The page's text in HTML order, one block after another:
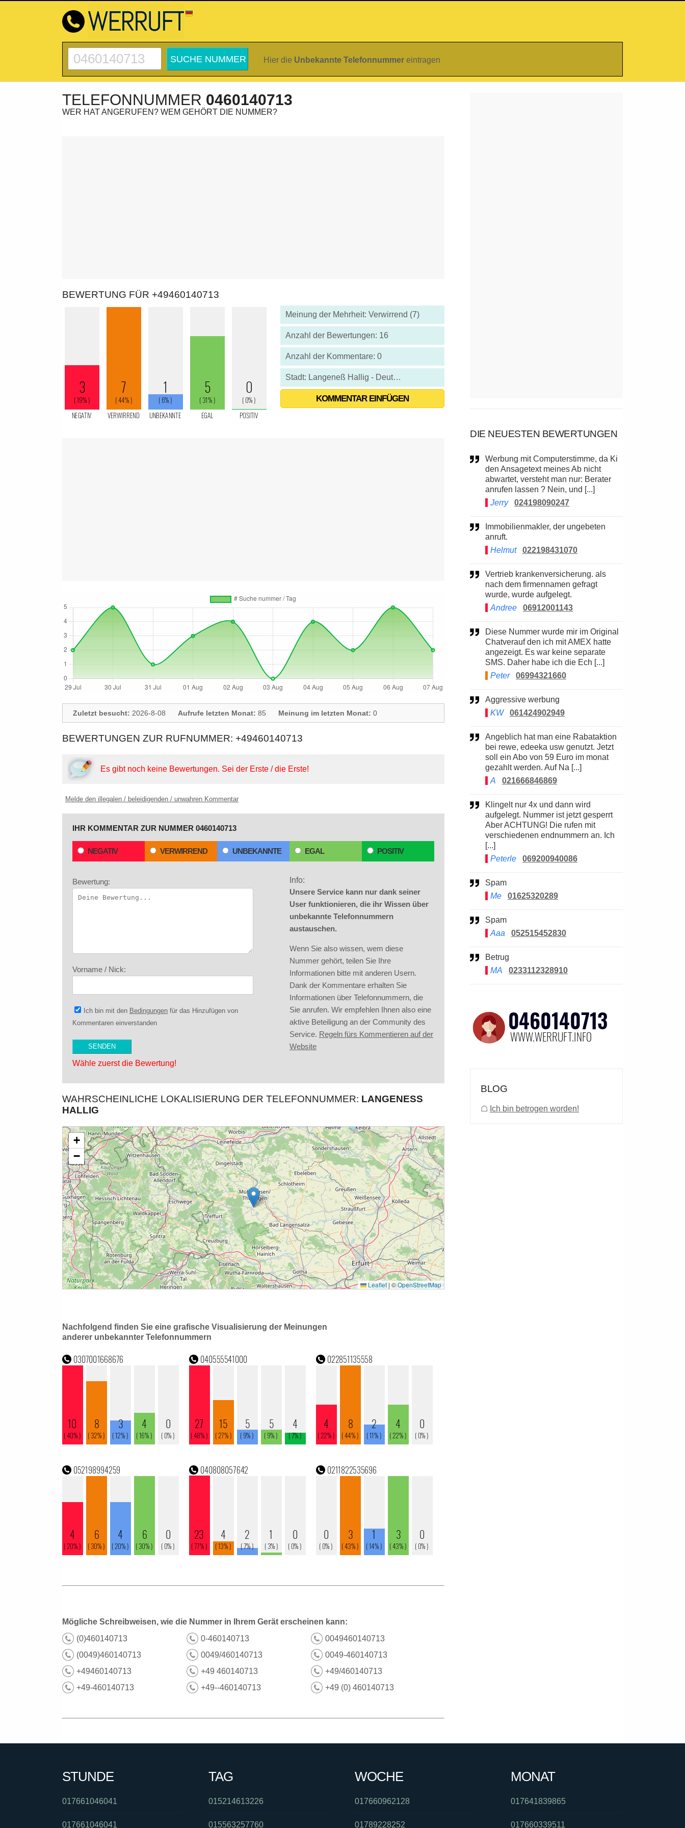
Hier die Unbekannte Telefonnummer eintragen
TELEFONNUMMER 0460140713
WER HAT ANGERUFEN? WEM GEHÖRT DIE NUMMER?
BEWERTUNG FÜR +49460140713
Meinung der Mehrheit: Verwirrend (7)
Anzahl der Bewertungen: 16
Anzahl der Kommentare: 0
Stadt: Langeneß Hallig - Deutschland
KOMMENTAR EINFÜGEN
Zuletzt besucht: 2026-8-08 Aufrufe letzten Monat: 85 Meinung im letzten Monat: 0
BEWERTUNGEN ZUR RUFNUMMER: +49460140713
Es gibt noch keine Bewertungen. Sei der Erste / die Erste!
Melde den illegalen / beleidigenden / unwahren Kommentar
IHR KOMMENTAR ZUR NUMMER 0460140713
NEGATIV VERWIRREND UNBEKANNTE EGAL POSITIV
Bewertung:
Vorname / Nick:
Ich bin mit den Bedingungen für das Hinzufügen von
Kommentaren einverstanden
Wähle zuerst die Bewertung!
Info:
Unsere Service kann nur dank seiner
User funktionieren, die ihr Wissen über
unbekannte Telefonnummern
austauschen.
Wenn Sie also wissen, wem diese
Nummer gehört, teilen Sie Ihre
Informationen bitte mit anderen Usern.
Dank der Kommentare erhalten Sie
Informationen über Telefonnummern, die
Sie anrufen. Wir empfehlen Ihnen also eine
aktive Beteiligung an der Community des
Service. Regeln fürs Kommentieren auf der
Website
WAHRSCHEINLICHE LOKALISIERUNG DER TELEFONNUMMER: LANGENESS H
ALLIG
Nachfolgend finden Sie eine grafische Visualisierung der Meinungen
anderer unbekannter Telefonnummern
Mögliche Schreibweisen, wie die Nummer in Ihrem Gerät erscheinen kann:
(0)460140713
0-460140713
0049460140713
(0049)460140713
0049/460140713
0049-460140713
+49460140713
+49 460140713
+49/460140713
+49-460140713
+49--460140713 +49 (0) 460140713
DIE NEUESTEN BEWERTUNGEN
Werbung mit Computerstimme, da Ki
den Ansagetext meines Ab nicht
abwartet, versteht man nur: Berater
anrufen lassen ? Nein, und [...]
Jerry
024198090247
anruft.
Helmut
022198431070
Vertrieb krankenversicherung. als
nach dem firmennamen gefragt
wurde, wurde aufgelegt.
Andree
06912001143
Diese Nummer wurde mir im Original
Chatverauf den ich mit AMEX hatte
angezeigt. Es war keine separate
SMS. Daher habe ich die Ech [...]
Peter
06994321660
Aggressive werbung
KW
061424902949
Angeblich hat man eine Rabataktion
bei rewe, edeeka usw genutzt. Jetzt
soll ein Abo von 59 Euro im monat
gezahlt werden. Auf Na [...]
A
021666846869
Klingelt nur 4x und dann wird
aufgelegt. Nummer ist jetzt gesperrt
Aber ACHTUNG! Die rufen mit
verschiedenen endnummern an. Ich
[...]
Peterle
069200940086
Spam
Me
01625320289
Spam
Aaa
052515452830
Betrug
MA
0233112328910
BLOG
☖ Ich bin betrogen worden!
STUNDE
017661046041
017661046041
TAG
015214613226
015563257760
WOCHE
017660962128
01789228252
MONAT
017641839865
017660339511